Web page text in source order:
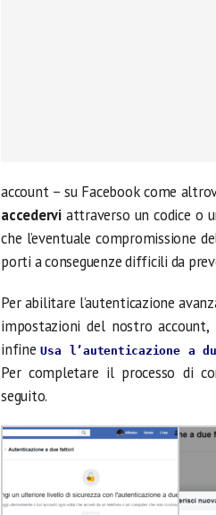
account – su Facebook come
accederviattraverso un codice o
che l’eventuale compromissione
porti a conseguenze difficili da
Per abilitare l’autenticazione
impostazioni del nostro account,
infineUsa l’autenticazione a
Per completare il processo di
seguito.